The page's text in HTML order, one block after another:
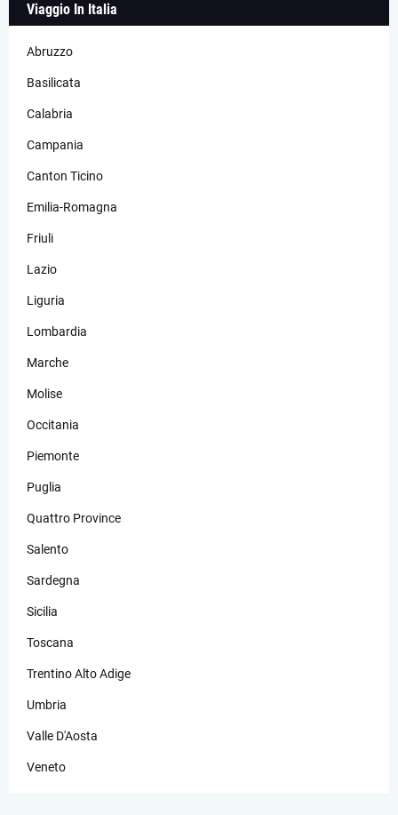
Viaggio In Italia
Abruzzo
Basilicata
Calabria
Campania
Canton Ticino
Emilia-Romagna
Friuli
Lazio
Liguria
Lombardia
Marche
Molise
Occitania
Piemonte
Puglia
Quattro Province
Salento
Sardegna
Sicilia
Toscana
Trentino Alto Adige
Umbria
Valle D'Aosta
Veneto